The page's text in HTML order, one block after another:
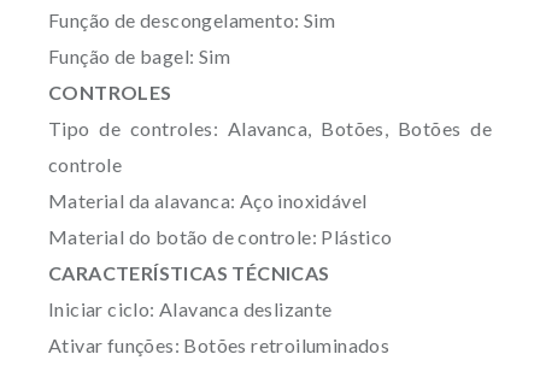
Função de descongelamento: Sim
Função de bagel: Sim
CONTROLES
Tipo de controles: Alavanca, Botões, Botões de
controle
Material da alavanca: Aço inoxidável
Material do botão de controle: Plástico
CARACTERÍSTICAS TÉCNICAS
Iniciar ciclo: Alavanca deslizante
Ativar funções: Botões retroiluminados